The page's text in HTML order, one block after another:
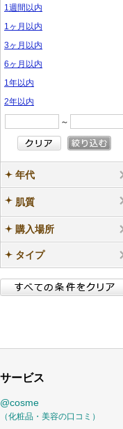
1週間以内
1ヶ月以内
3ヶ月以内
6ヶ月以内
1年以内
2年以内
～
年代
肌質
購入場所
タイプ
サービス
@cosme
（化粧品・美容の口コミ）